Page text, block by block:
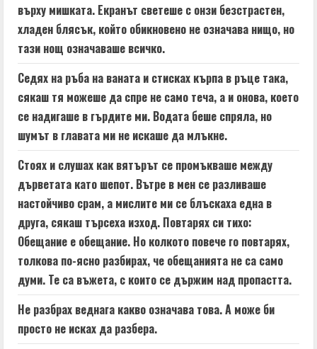
върху мишката. Екранът светеше с онзи безстрастен,
хладен блясък, който обикновено не означава нищо, но
тази нощ означаваше всичко.
Седях на ръба на ваната и стисках кърпа в ръце така,
сякаш тя можеше да спре не само теча, а и онова, което
се надигаше в гърдите ми. Водата беше спряла, но
шумът в главата ми не искаше да млъкне.
Стоях и слушах как вятърът се промъкваше между
дърветата като шепот. Вътре в мен се разливаше
настойчиво срам, а мислите ми се блъскаха една в
друга, сякаш търсеха изход. Повтарях си тихо:
Обещание е обещание. Но колкото повече го повтарях,
толкова по-ясно разбирах, че обещанията не са само
думи. Те са въжета, с които се държим над пропастта.
Не разбрах веднага какво означава това. А може би
просто не исках да разбера.